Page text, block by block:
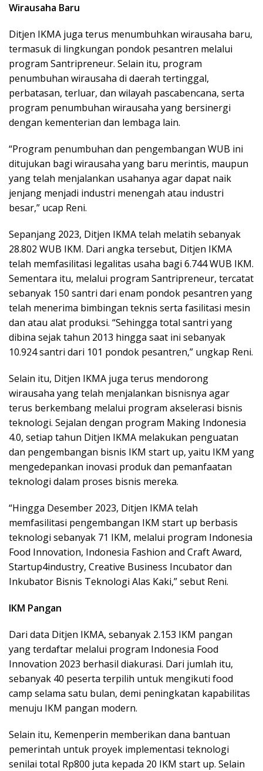
Wirausaha Baru
Ditjen IKMA juga terus menumbuhkan wirausaha baru,
termasuk di lingkungan pondok pesantren melalui
program Santripreneur. Selain itu, program
penumbuhan wirausaha di daerah tertinggal,
perbatasan, terluar, dan wilayah pascabencana, serta
program penumbuhan wirausaha yang bersinergi
dengan kementerian dan lembaga lain.
“Program penumbuhan dan pengembangan WUB ini
ditujukan bagi wirausaha yang baru merintis, maupun
yang telah menjalankan usahanya agar dapat naik
jenjang menjadi industri menengah atau industri
besar,” ucap Reni.
Sepanjang 2023, Ditjen IKMA telah melatih sebanyak
28.802 WUB IKM. Dari angka tersebut, Ditjen IKMA
telah memfasilitasi legalitas usaha bagi 6.744 WUB IKM.
Sementara itu, melalui program Santripreneur, tercatat
sebanyak 150 santri dari enam pondok pesantren yang
telah menerima bimbingan teknis serta fasilitasi mesin
dan atau alat produksi. “Sehingga total santri yang
dibina sejak tahun 2013 hingga saat ini sebanyak
10.924 santri dari 101 pondok pesantren,” ungkap Reni.
Selain itu, Ditjen IKMA juga terus mendorong
wirausaha yang telah menjalankan bisnisnya agar
terus berkembang melalui program akselerasi bisnis
teknologi. Sejalan dengan program Making Indonesia
4.0, setiap tahun Ditjen IKMA melakukan penguatan
dan pengembangan bisnis IKM start up, yaitu IKM yang
mengedepankan inovasi produk dan pemanfaatan
teknologi dalam proses bisnis mereka.
“Hingga Desember 2023, Ditjen IKMA telah
memfasilitasi pengembangan IKM start up berbasis
teknologi sebanyak 71 IKM, melalui program Indonesia
Food Innovation, Indonesia Fashion and Craft Award,
Startup4industry, Creative Business Incubator dan
Inkubator Bisnis Teknologi Alas Kaki,” sebut Reni.
IKM Pangan
Dari data Ditjen IKMA, sebanyak 2.153 IKM pangan
yang terdaftar melalui program Indonesia Food
Innovation 2023 berhasil diakurasi. Dari jumlah itu,
sebanyak 40 peserta terpilih untuk mengikuti food
camp selama satu bulan, demi peningkatan kapabilitas
menuju IKM pangan modern.
Selain itu, Kemenperin memberikan dana bantuan
pemerintah untuk proyek implementasi teknologi
senilai total Rp800 juta kepada 20 IKM start up. Selain